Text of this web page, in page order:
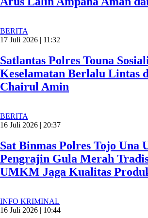
BERITA
17 Juli 2026 | 11:32
Satlantas Polres Touna
Keselamatan Berlalu Lintas
Chairul Amin
BERITA
16 Juli 2026 | 20:37
Sat Binmas Polres Tojo Una
Pengrajin Gula Merah
UMKM Jaga Kualitas
INFO KRIMINAL
16 Juli 2026 | 10:44